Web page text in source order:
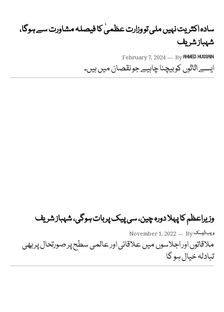
سادہ اکثریت نہیں ملی تو وزارت عظمیٰ کا فیصلہ مشاورت سے ہوگا،
شہباز شریف
February 7, 2024 ByAHMED HUSSAIN
ایسے اثاثوں کو بیچنا چاہیے جو نقصان میں ہیں۔
وزیراعظم کا پہلا دورہ چین، سی پیک پر بات ہوگی، شہباز شریف
November 1, 2022 Byویب ڈیسک
ملاقاتوں اور اجلاسوں میں علاقائی اور عالمی سطح پر صورتحال پر بھی
تبادلہ خیال ہو گا